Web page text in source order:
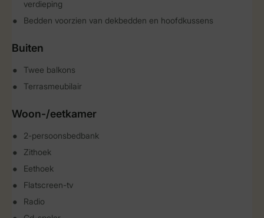
verdieping
Bedden voorzien van dekbedden en hoofdkussens
Buiten
Twee balkons
Terrasmeubilair
Woon-/eetkamer
2-persoonsbedbank
Zithoek
Eethoek
Flatscreen-tv
Radio